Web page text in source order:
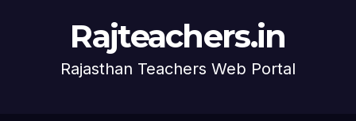
Rajteachers.in
Rajasthan Teachers Web Portal